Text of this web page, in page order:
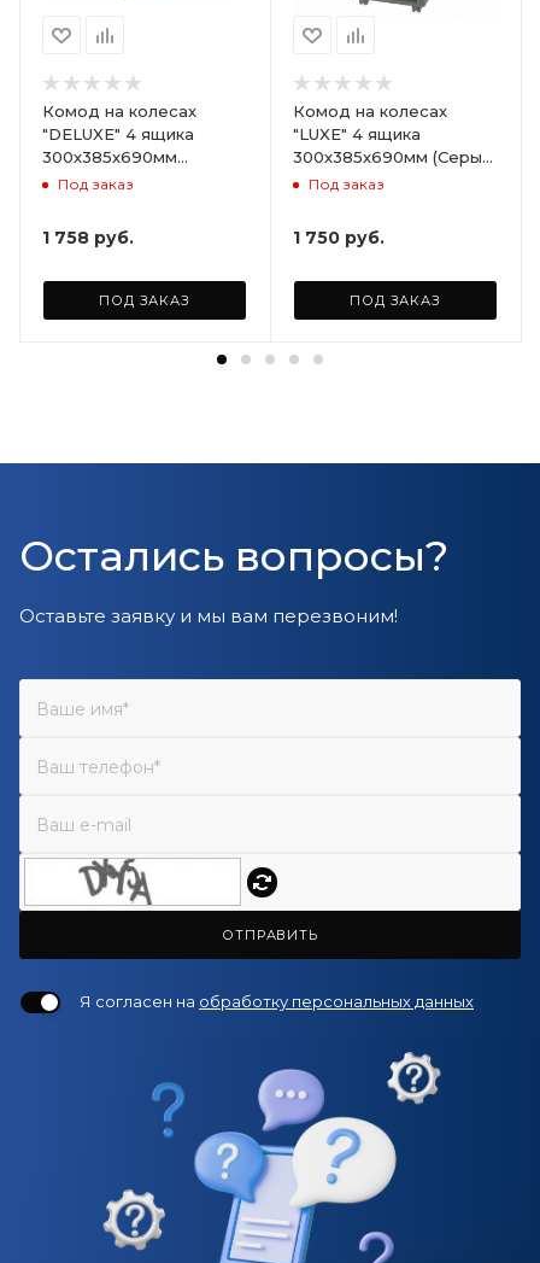
Комод на колесах
"DELUXE" 4 ящика
300х385х690мм
(Светло-бежевый)
Под заказ
1 758 руб.
ПОД ЗАКАЗ
Комод на колесах
"LUXE" 4 ящика
300х385х690мм (Серый)
ARD258086
Под заказ
1 750 руб.
ПОД ЗАКАЗ
Остались вопросы?
Оставьте заявку и мы вам перезвоним!
ОТПРАВИТЬ
Я согласен на обработку персональных данных